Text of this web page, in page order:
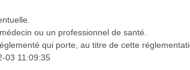
ou un professionnel de santé.
qui porte, au titre de cette
03 11:09:35